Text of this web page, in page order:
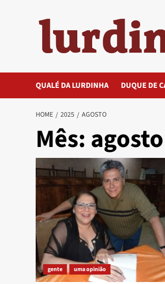
QUALÉ DA LURDINHA DUQUE DE
HOME 2025 AGOSTO
Mês:
gente uma opinião